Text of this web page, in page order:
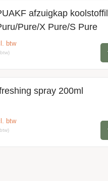
afzuigkap
Pure/X Pure/S Pure
btw
spray 200ml
btw